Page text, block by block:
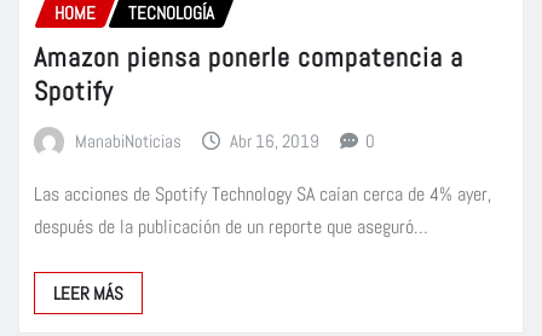
HOME TECNOLOGÍA
Amazon piensa ponerle compatencia a
Spotify
ManabiNoticias Abr 16, 2019 0
Las acciones de Spotify Technology SA caían cerca de 4% ayer,
después de la publicación de un reporte que aseguró…
LEER MÁS